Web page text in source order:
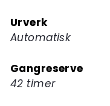
Urverk
Automatisk
Gangreserve
42 timer